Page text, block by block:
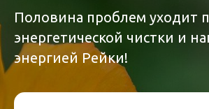
Половина проблем уходит
энергетической чистки и
энергией Рейки!